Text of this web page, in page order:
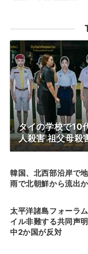
タイの学校で10
人殺害 祖父母殺
韓国、北西部沿岸で
雨で北朝鮮から流出か
太平洋諸島フォーラ
イル非難する共同声
中2か国が反対